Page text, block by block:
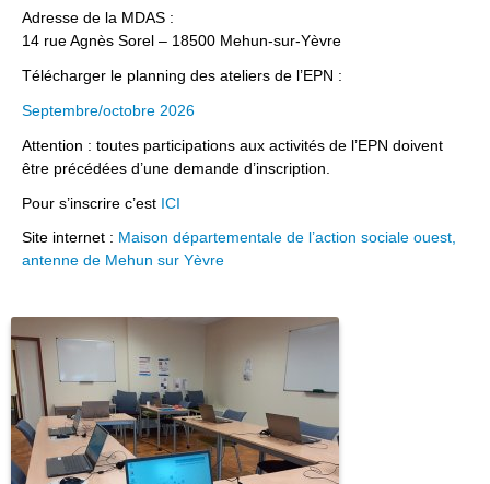
Adresse de la MDAS :
14 rue Agnès Sorel – 18500 Mehun-sur-Yèvre
Télécharger le planning des ateliers de l’EPN :
Septembre/octobre 2026
Attention : toutes participations aux activités de l’EPN doivent
être précédées d’une demande d’inscription.
Pour s’inscrire c’est ICI
Site internet : Maison départementale de l’action sociale ouest,
antenne de Mehun sur Yèvre